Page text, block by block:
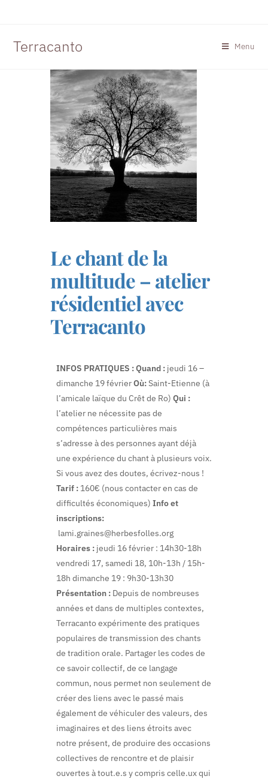
Terracanto Menu
Le chant de la
multitude – atelier
résidentiel avec
Terracanto
INFOS PRATIQUES :Quand : jeudi 16 –
dimanche 19 févrierOù:Saint-Etienne (à
l’amicale laïque du Crêt de Ro) Qui :
l’atelier ne nécessite pas de
compétences particulières mais
s’adresse à des personnes ayant déjà
une expérience du chant à plusieurs voix.
Si vous avez des doutes, écrivez-nous !
Tarif : 160€ (nous contacter en cas de
difficultés économiques) Info et
inscriptions:
lami.graines@herbesfolles.org
Horaires : jeudi 16 février : 14h30-18h
vendredi 17, samedi 18, 10h-13h / 15h-
18h dimanche 19 : 9h30-13h30
Présentation : Depuis de nombreuses
années et dans de multiples contextes,
Terracanto expérimente des pratiques
populaires de transmission des chants
de tradition orale. Partager les codes de
ce savoir collectif, de ce langage
commun, nous permet non seulement de
créer des liens avec le passé mais
également de véhiculer des valeurs, des
imaginaires et des liens étroits avec
notre présent, de produire des occasions
collectives de rencontre et de plaisir
ouvertes à tout.e.s y compris celle.ux qui